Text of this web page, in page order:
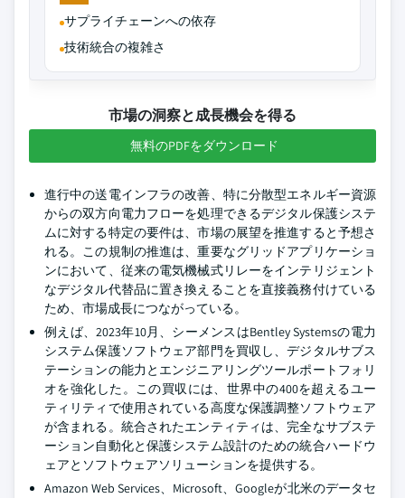
サプライチェーンへの依存
技術統合の複雑さ
市場の洞察と成長機会を得る
無料のPDFをダウンロード
進行中の送電インフラの改善、特に分散型エネルギー資源
からの双方向電力フローを処理できるデジタル保護システ
ムに対する特定の要件は、市場の展望を推進すると予想さ
れる。この規制の推進は、重要なグリッドアプリケーショ
ンにおいて、従来の電気機械式リレーをインテリジェント
なデジタル代替品に置き換えることを直接義務付けている
ため、市場成長につながっている。
例えば、2023年10月、シーメンスはBentley Systemsの電力
システム保護ソフトウェア部門を買収し、デジタルサブス
テーションの能力とエンジニアリングツールポートフォリ
オを強化した。この買収には、世界中の400を超えるユー
ティリティで使用されている高度な保護調整ソフトウェア
が含まれる。統合されたエンティティは、完全なサブステ
ーション自動化と保護システム設計のための統合ハードウ
ェアとソフトウェアソリューションを提供する。
Amazon Web Services、Microsoft、Googleが北米のデータセ